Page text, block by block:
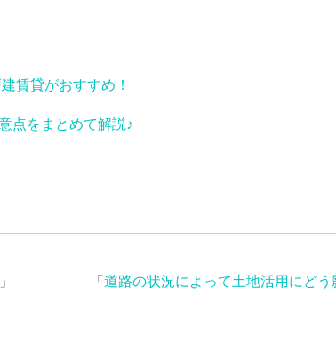
賃貸がおすすめ！
点をまとめて解説♪
「 道路の状況によって土地活用にど
」